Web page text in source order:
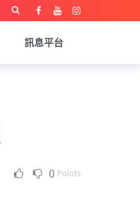
訊息平台
0 Points